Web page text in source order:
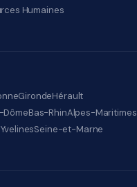
Humaines
GirondeHérault
Bas-RhinAlpes-Maritimes
YvelinesSeine-et-Marne